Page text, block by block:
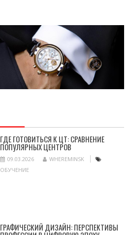
ГДЕ ГОТОВИТЬСЯ К ЦТ: СРАВНЕНИЕ
ПОПУЛЯРНЫХ ЦЕНТРОВ
09.03.2026
WHEREMINSK
ОБУЧЕНИЕ
ГРАФИЧЕСКИЙ ДИЗАЙН: ПЕРСПЕКТИВЫ